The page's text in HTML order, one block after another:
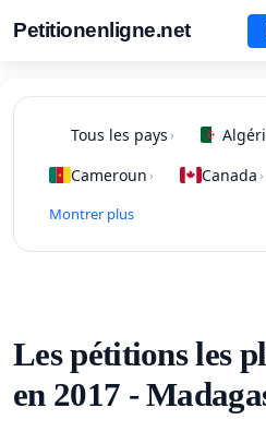
Petitionenligne.net
Tous les pays ›
Cameroun › Canada ›
Montrer plus
Les pétitions les
en 2017 -